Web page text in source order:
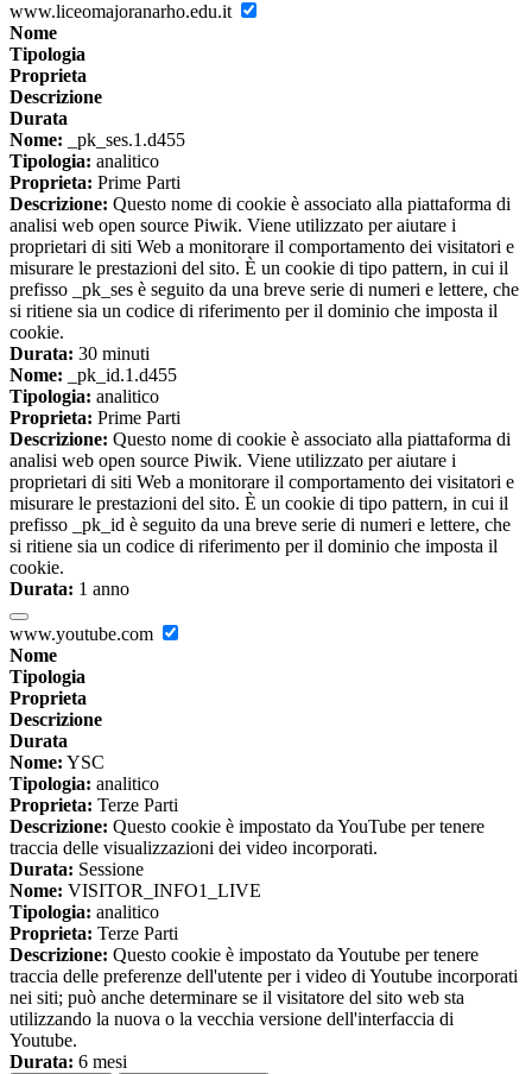
www.liceomajoranarho.edu.it
Nome
Tipologia
Proprieta
Descrizione
Durata
Nome: _pk_ses.1.d455
Tipologia: analitico
Proprieta: Prime Parti
Descrizione: Questo nome di cookie è associato alla piattaforma di
analisi web open source Piwik. Viene utilizzato per aiutare i
proprietari di siti Web a monitorare il comportamento dei visitatori e
misurare le prestazioni del sito. È un cookie di tipo pattern, in cui il
prefisso _pk_ses è seguito da una breve serie di numeri e lettere, che
si ritiene sia un codice di riferimento per il dominio che imposta il
cookie.
Durata: 30 minuti
Nome: _pk_id.1.d455
Tipologia: analitico
Proprieta: Prime Parti
Descrizione: Questo nome di cookie è associato alla piattaforma di
analisi web open source Piwik. Viene utilizzato per aiutare i
proprietari di siti Web a monitorare il comportamento dei visitatori e
misurare le prestazioni del sito. È un cookie di tipo pattern, in cui il
prefisso _pk_id è seguito da una breve serie di numeri e lettere, che
si ritiene sia un codice di riferimento per il dominio che imposta il
cookie.
Durata: 1 anno
www.youtube.com
Nome
Tipologia
Proprieta
Descrizione
Durata
Nome: YSC
Tipologia: analitico
Proprieta: Terze Parti
Descrizione: Questo cookie è impostato da YouTube per tenere
traccia delle visualizzazioni dei video incorporati.
Durata: Sessione
Nome: VISITOR_INFO1_LIVE
Tipologia: analitico
Proprieta: Terze Parti
Descrizione: Questo cookie è impostato da Youtube per tenere
traccia delle preferenze dell'utente per i video di Youtube incorporati
nei siti; può anche determinare se il visitatore del sito web sta
utilizzando la nuova o la vecchia versione dell'interfaccia di
Youtube.
Durata: 6 mesi